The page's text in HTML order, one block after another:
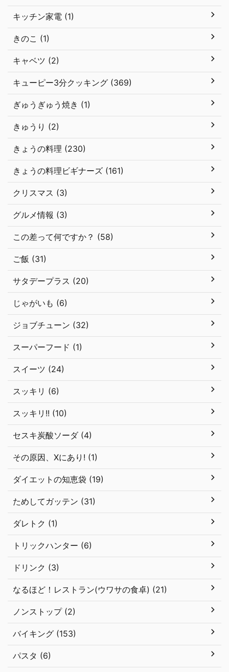
キッチン家電 (1)
きのこ (1)
キャベツ (2)
キューピー3分クッキング (369)
ぎゅうぎゅう焼き (1)
きゅうり (2)
きょうの料理 (230)
きょうの料理ビギナーズ (161)
クリスマス (3)
グルメ情報 (3)
この差って何ですか？ (58)
ご飯 (31)
サタデープラス (20)
じゃがいも (6)
ジョブチューン (32)
スーパーフード (1)
スイーツ (24)
スッキリ (6)
スッキリ!! (10)
セスキ炭酸ソーダ (4)
その原因、Xにあり! (1)
ダイエットの知恵袋 (19)
ためしてガッテン (31)
ダレトク (1)
トリックハンター (6)
ドリンク (3)
なるほど！レストラン(ウワサの食卓) (21)
ノンストップ (2)
バイキング (153)
パスタ (6)